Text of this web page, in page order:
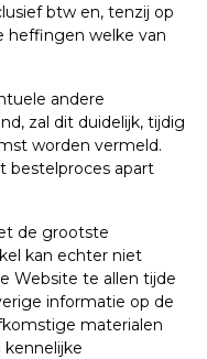
btw en, tenzij op
heffingen welke van
andere
zal dit duidelijk, tijdig
worden vermeld.
bestelproces apart
de grootste
kan echter niet
Website te allen tijde
informatie op de
materialen
kennelijke